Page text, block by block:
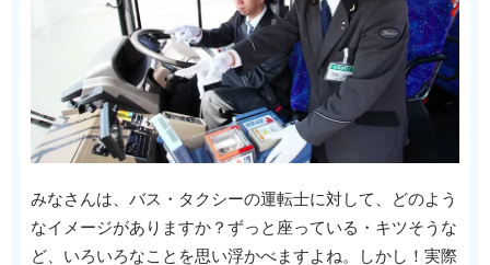
みなさんは、バス・タクシーの運転士に対して、どのよう
なイメージがありますか？ずっと座っている・キツそうな
ど、いろいろなことを思い浮かべますよね。しかし！実際